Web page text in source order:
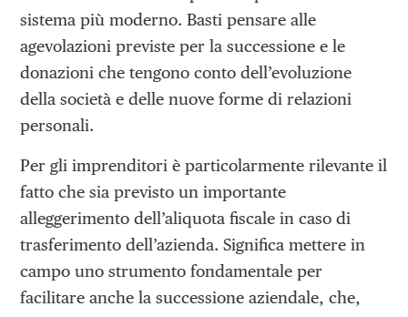
sistema più moderno. Basti pensare alle
agevolazioni previste per la successione e le
donazioni che tengono conto dell’evoluzione
della società e delle nuove forme di relazioni
personali.
Per gli imprenditori è particolarmente rilevante il
fatto che sia previsto un importante
alleggerimento dell’aliquota fiscale in caso di
trasferimento dell’azienda. Significa mettere in
campo uno strumento fondamentale per
facilitare anche la successione aziendale, che,